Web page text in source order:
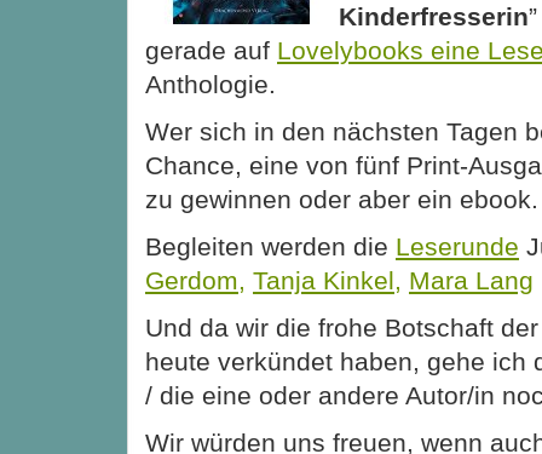
Kinderfresserin
gerade auf Lovelybooks eine
Anthologie.
Wer sich in den nächsten Tagen
Chance, eine von fünf Print-
zu gewinnen oder aber ein ebook.
Begleiten werden die Leserunde
Gerdom, Tanja Kinkel, Mara Lang
Und da wir die frohe Botschaft
heute verkündet haben, gehe ich
/ die eine oder andere Autor/in
Wir würden uns freuen, wenn